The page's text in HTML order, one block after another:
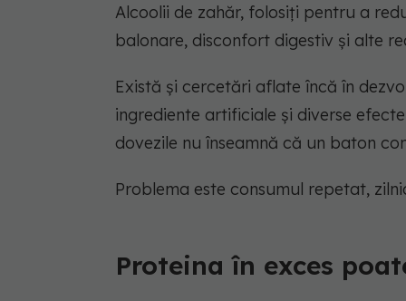
Alcoolii de zahăr, folosiți pentru a
balonare, disconfort digestiv și alte
Există și cercetări aflate încă în
ingrediente artificiale și diverse
dovezile nu înseamnă că un baton
Problema este consumul repetat,
Proteina în exces